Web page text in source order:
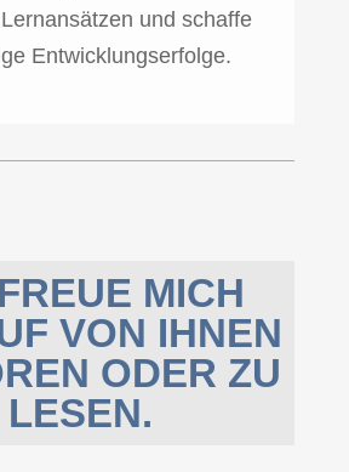
und schaffe
Entwicklungserfolge.
MICH
VON IHNEN
ODER ZU
LESEN.